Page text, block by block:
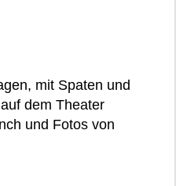
mit Spaten und
dem Theater
und Fotos von